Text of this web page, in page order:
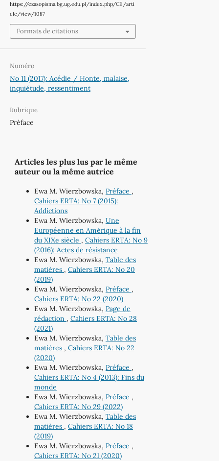
https://czasopisma.bg.ug.edu.pl/index.php/CE/arti
cle/view/1087
Formats de citations
Numéro
No 11 (2017): Acédie / Honte, malaise,
inquiétude, ressentiment
Rubrique
Préface
Articles les plus lus par le même
auteur ou la même autrice
Ewa M. Wierzbowska, Préface ,
Cahiers ERTA: No 7 (2015):
Addictions
Ewa M. Wierzbowska, Une
Européenne en Amérique à la fin
du XIXe siècle , Cahiers ERTA: No 9
(2016): Actes de résistance
Ewa M. Wierzbowska, Table des
matières , Cahiers ERTA: No 20
(2019)
Ewa M. Wierzbowska, Préface ,
Cahiers ERTA: No 22 (2020)
Ewa M. Wierzbowska, Page de
rédaction , Cahiers ERTA: No 28
(2021)
Ewa M. Wierzbowska, Table des
matières , Cahiers ERTA: No 22
(2020)
Ewa M. Wierzbowska, Préface ,
Cahiers ERTA: No 4 (2013): Fins du
monde
Ewa M. Wierzbowska, Préface ,
Cahiers ERTA: No 29 (2022)
Ewa M. Wierzbowska, Table des
matières , Cahiers ERTA: No 18
(2019)
Ewa M. Wierzbowska, Préface ,
Cahiers ERTA: No 21 (2020)